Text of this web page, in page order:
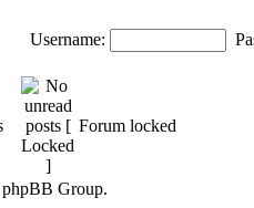
Username:
Forum locked
Group.